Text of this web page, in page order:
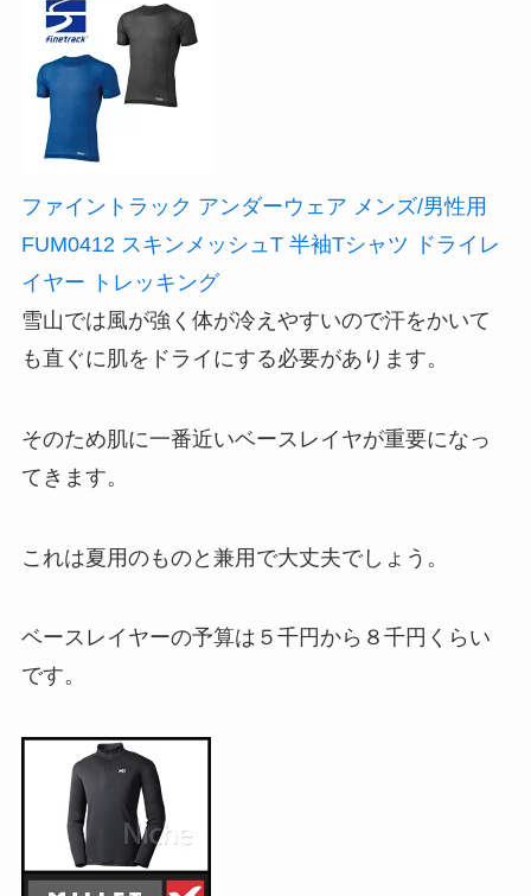
ファイントラック アンダーウェア メンズ/男性用
FUM0412 スキンメッシュT 半袖Tシャツ ドライレ
イヤー トレッキング
雪山では風が強く体が冷えやすいので汗をかいて
も直ぐに肌をドライにする必要があります。
そのため肌に一番近いベースレイヤが重要になっ
てきます。
これは夏用のものと兼用で大丈夫でしょう。
ベースレイヤーの予算は５千円から８千円くらい
です。